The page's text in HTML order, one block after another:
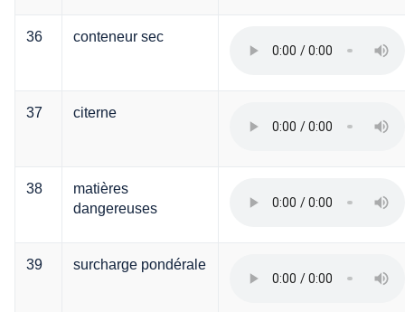
36 conteneur sec
37 citerne
38
matières
dangereuses
39 surcharge pondérale